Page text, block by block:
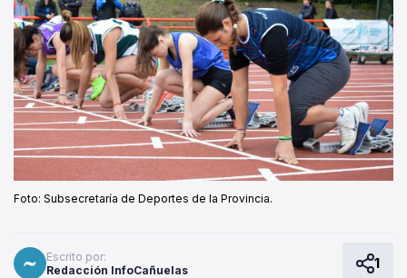
Foto: Subsecretaría de Deportes de la Provincia.
Escrito por:
Redacción InfoCañuelas
1